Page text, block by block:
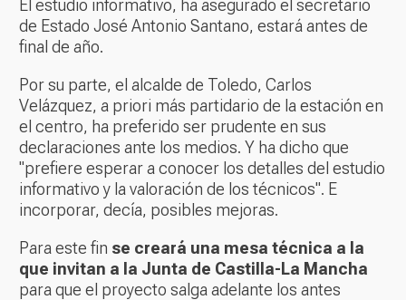
El estudio informativo, ha asegurado el secretario
de Estado José Antonio Santano, estará antes de
final de año.
Por su parte, el alcalde de Toledo, Carlos
Velázquez, a priori más partidario de la estación en
el centro, ha preferido ser prudente en sus
declaraciones ante los medios. Y ha dicho que
"prefiere esperar a conocer los detalles del estudio
informativo y la valoración de los técnicos". E
incorporar, decía, posibles mejoras.
Para este fin se creará una mesa técnica a la
que invitan a la Junta de Castilla-La Mancha
para que el proyecto salga adelante los antes